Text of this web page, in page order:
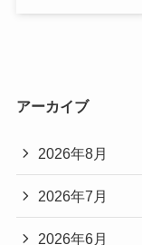
アーカイブ
2026年8月
2026年7月
2026年6月